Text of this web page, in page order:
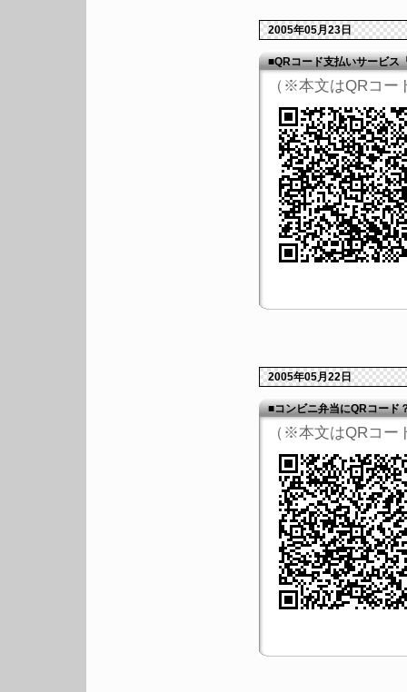
2005年05月23日
■QRコード支払いサービス
（※本文はQRコー
2005年05月22日
■コンビニ弁当にQRコード
（※本文はQRコー